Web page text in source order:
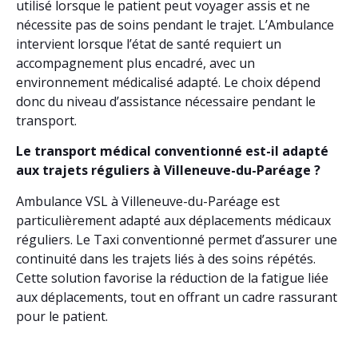
utilisé lorsque le patient peut voyager assis et ne
nécessite pas de soins pendant le trajet. L’Ambulance
intervient lorsque l’état de santé requiert un
accompagnement plus encadré, avec un
environnement médicalisé adapté. Le choix dépend
donc du niveau d’assistance nécessaire pendant le
transport.
Le transport médical conventionné est-il adapté
aux trajets réguliers à Villeneuve-du-Paréage ?
Ambulance VSL à Villeneuve-du-Paréage est
particulièrement adapté aux déplacements médicaux
réguliers. Le Taxi conventionné permet d’assurer une
continuité dans les trajets liés à des soins répétés.
Cette solution favorise la réduction de la fatigue liée
aux déplacements, tout en offrant un cadre rassurant
pour le patient.